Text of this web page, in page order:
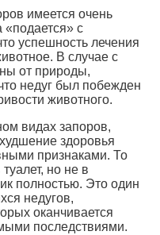
имеется очень
с
успешность лечения
В случае с
от природы,
недуг был побежден
животного.
видах запоров,
здоровья
признаками. То
но не в
полностью. Это один
недугов,
оканчивается
последствиями.